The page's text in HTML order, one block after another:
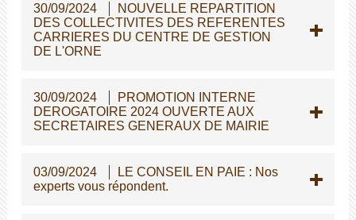
30/09/2024
NOUVELLE REPARTITION
DES COLLECTIVITES DES REFERENTES
CARRIERES DU CENTRE DE GESTION
DE L'ORNE
30/09/2024
PROMOTION INTERNE
DEROGATOIRE 2024 OUVERTE AUX
SECRETAIRES GENERAUX DE MAIRIE
03/09/2024
LE CONSEIL EN PAIE : Nos
experts vous répondent.